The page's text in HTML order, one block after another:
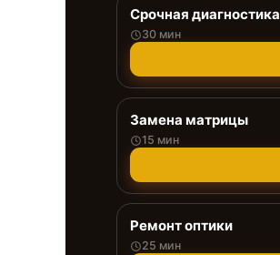
Срочная диагностика
30 мин
Замена матрицы
15 мин
Ремонт оптики
25 мин